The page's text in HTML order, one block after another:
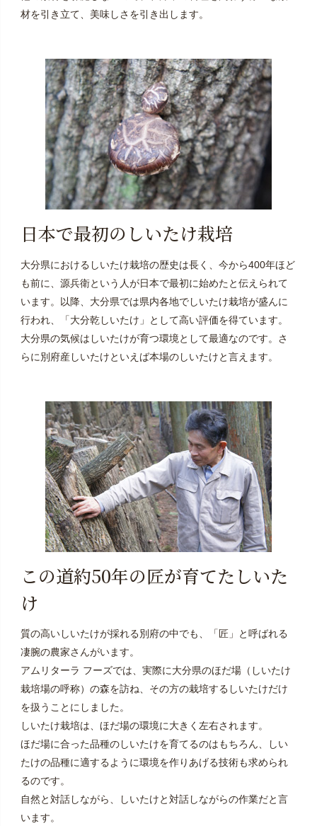
材を引き立て、美味しさを引き出します。
日本で最初のしいたけ栽培
大分県におけるしいたけ栽培の歴史は長く、今から400年ほど
も前に、源兵衛という人が日本で最初に始めたと伝えられて
います。以降、大分県では県内各地でしいたけ栽培が盛んに
行われ、「大分乾しいたけ」として高い評価を得ています。
大分県の気候はしいたけが育つ環境として最適なのです。さ
らに別府産しいたけといえば本場のしいたけと言えます。
この道約50年の匠が育てたしいた
け
質の高いしいたけが採れる別府の中でも、「匠」と呼ばれる
凄腕の農家さんがいます。
アムリターラ フーズでは、実際に大分県のほだ場（しいたけ
栽培場の呼称）の森を訪ね、その方の栽培するしいたけだけ
を扱うことにしました。
しいたけ栽培は、ほだ場の環境に大きく左右されます。
ほだ場に合った品種のしいたけを育てるのはもちろん、しい
たけの品種に適するように環境を作りあげる技術も求められ
るのです。
自然と対話しながら、しいたけと対話しながらの作業だと言
います。